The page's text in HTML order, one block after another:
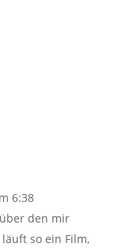
6:38
den mir
so ein Film,